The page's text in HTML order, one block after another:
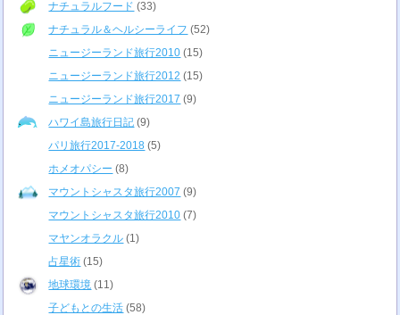
ナチュラルフード (33)
ナチュラル＆ヘルシーライフ (52)
ニュージーランド旅行2010 (15)
ニュージーランド旅行2012 (15)
ニュージーランド旅行2017 (9)
ハワイ島旅行日記 (9)
パリ旅行2017-2018 (5)
ホメオパシー (8)
マウントシャスタ旅行2007 (9)
マウントシャスタ旅行2010 (7)
マヤンオラクル (1)
占星術 (15)
地球環境 (11)
子どもとの生活 (58)